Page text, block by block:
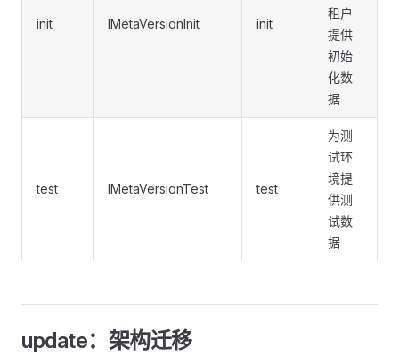
init IMetaVersionInit init
租户
提供
初始
化数
据
test IMetaVersionTest test
为测
试环
境提
供测
试数
据
update：架构迁移